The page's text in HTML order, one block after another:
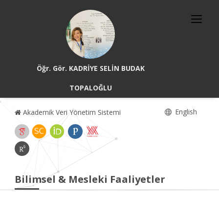
Öğr. Gör. KADRİYE SELİN BUDAK
TOPALOĞLU
Akademik Veri Yönetim Sistemi English
Bilimsel & Mesleki Faaliyetler